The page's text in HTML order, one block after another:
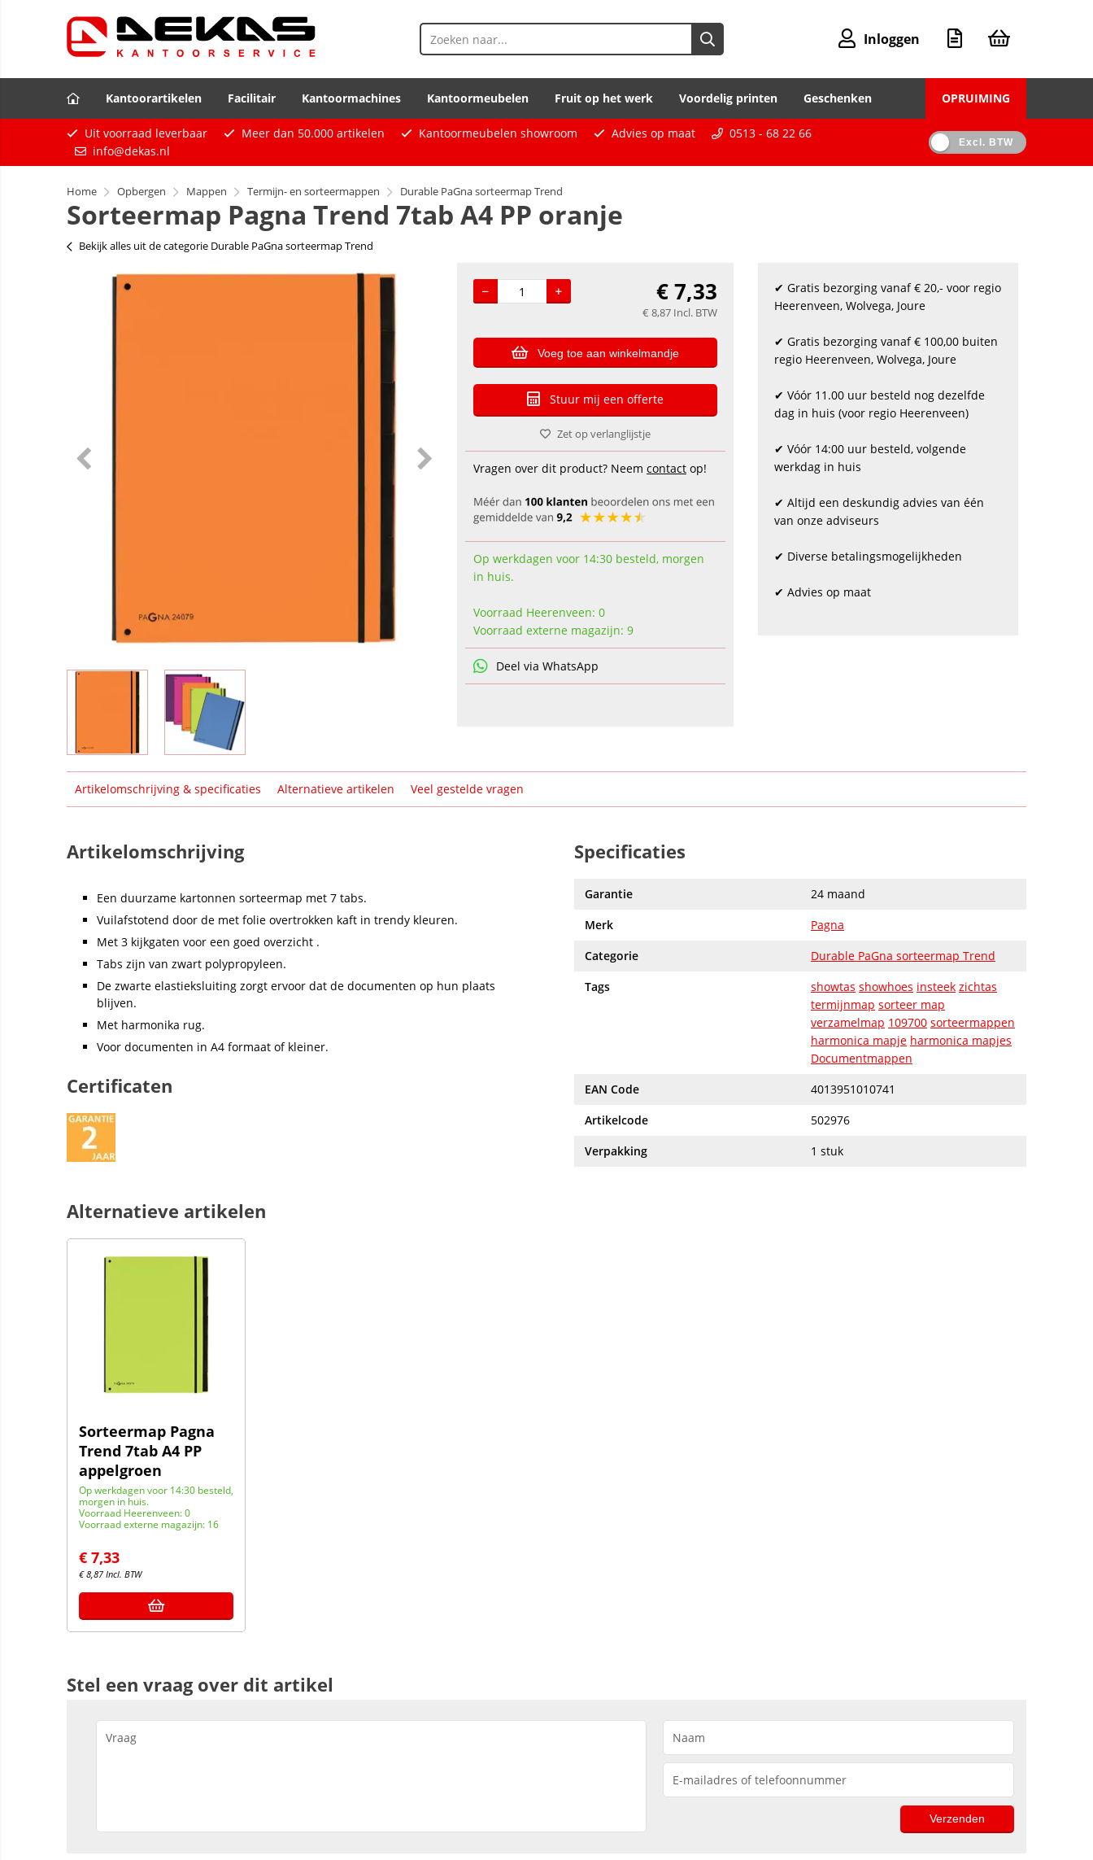
Inloggen
Kantoorartikelen Facilitair Kantoormachines Kantoormeubelen Fruit op het werk Voordelig printen Geschenken OPRUIMING
Uit voorraad leverbaar Meer dan 50.000 artikelen Kantoormeubelen showroom Advies op maat
0513 - 68 22 66
info@dekas.nl
Excl. BTW
Home Opbergen Mappen Termijn- en sorteermappen Durable PaGna sorteermap Trend
Sorteermap Pagna Trend 7tab A4 PP oranje
Bekijk alles uit de categorie Durable PaGna sorteermap Trend
€7,33
€ 8,87 Incl. BTW
Voeg toe aan winkelmandje
Stuur mij een offerte
Zet op verlanglijstje
Vragen over dit product? Neem contact op!
Op werkdagen voor 14:30 besteld, morgen
in huis.
Voorraad Heerenveen: 0
Voorraad externe magazijn: 9
Deel via WhatsApp
✔ Gratis bezorging vanaf € 20,- voor regio
Heerenveen, Wolvega, Joure
✔ Gratis bezorging vanaf € 100,00 buiten
regio Heerenveen, Wolvega, Joure
✔ Vóór 11.00 uur besteld nog dezelfde
dag in huis (voor regio Heerenveen)
✔ Vóór 14:00 uur besteld, volgende
werkdag in huis
✔ Altijd een deskundig advies van één
van onze adviseurs
✔ Diverse betalingsmogelijkheden
✔ Advies op maat
Artikelomschrijving & specificaties Alternatieve artikelen Veel gestelde vragen
Artikelomschrijving
Een duurzame kartonnen sorteermap met 7 tabs.
Vuilafstotend door de met folie overtrokken kaft in trendy kleuren.
Met 3 kijkgaten voor een goed overzicht .
Tabs zijn van zwart polypropyleen.
De zwarte elastieksluiting zorgt ervoor dat de documenten op hun plaats
blijven.
Met harmonika rug.
Voor documenten in A4 formaat of kleiner.
Certificaten
Specificaties
Garantie
24 maand
Merk
Pagna
Categorie
Durable PaGna sorteermap Trend
Tags
showtas showhoes insteek zichtas
termijnmap sorteer map
verzamelmap 109700 sorteermappen
harmonica mapje harmonica mapjes
Documentmappen
EAN Code
4013951010741
Artikelcode
502976
Verpakking
1 stuk
Alternatieve artikelen
Sorteermap Pagna
Trend 7tab A4 PP
appelgroen
Op werkdagen voor 14:30 besteld,
morgen in huis.
Voorraad Heerenveen: 0
Voorraad externe magazijn: 16
€ 7,33
€8,87 Incl. BTW
Stel een vraag over dit artikel